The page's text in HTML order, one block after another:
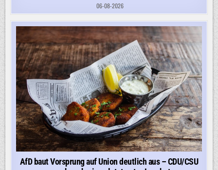
06-08-2026
AfD baut Vorsprung auf Union deutlich aus – CDU/CSU